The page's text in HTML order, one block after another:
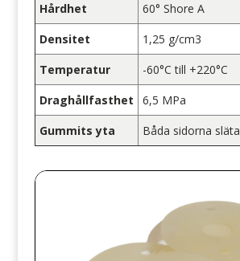
Hårdhet
60° Shore A
Densitet
1,25 g/cm3
Temperatur
-60°C till +220°C
Draghållfasthet
6,5 MPa
Gummits yta
Båda sidorna släta